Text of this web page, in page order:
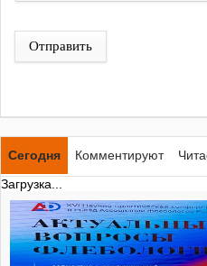
Отправить
Сегодня Комментируют
Загрузка...